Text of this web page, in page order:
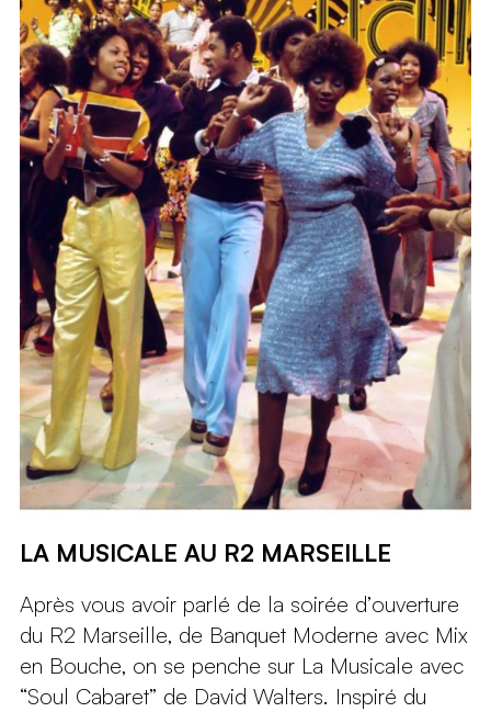
LA MUSICALE AU R2 MARSEILLE
Après vous avoir parlé de la soirée d’ouverture
du R2 Marseille, de Banquet Moderne avec Mix
en Bouche, on se penche sur La Musicale avec
“Soul Cabaret” de David Walters. Inspiré du